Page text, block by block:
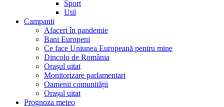
Sport
Util
Campanii
Afaceri în pandemie
Bani Europeni
Ce face Uniunea Europeană pentru mine
Dincolo de România
Orașul uitat
Monitorizare parlamentari
Oamenii comunității
Orașul uitat
Prognoza meteo